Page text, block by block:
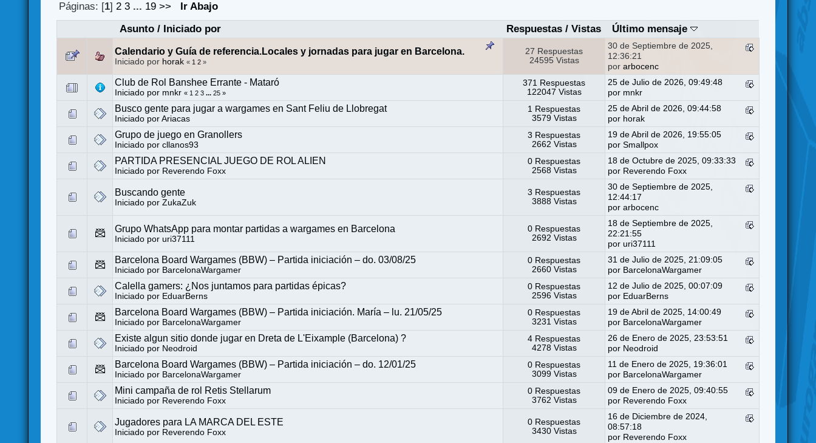
Páginas: [1] 2 3 ... 19 >>
Ir Abajo
Asunto/ Iniciado por Respuestas /Vistas Último mensaje
Calendario y Guía de referencia.Locales y jornadas para jugar en Barcelona.
Iniciado por horak « 1 2 »
27 Respuestas
24595 Vistas
30 de Septiembre de 2025,
12:36:21
porarbocenc
Club de Rol Banshee Errante - Mataró
Iniciado por mnkr « 1 2 3 ...25 »
371 Respuestas
122047 Vistas
25 de Julio de 2026, 09:49:48
por mnkr
Busco gente para jugar a wargames en Sant Feliu de Llobregat
Iniciado porAriacas
1 Respuestas
3579 Vistas
25 de Abril de 2026, 09:44:58
por horak
Grupo de juego en Granollers
Iniciado porcllanos93
3 Respuestas
2662 Vistas
19 de Abril de 2026, 19:55:05
porSmallpox
PARTIDA PRESENCIAL JUEGO DE ROL ALIEN
Iniciado por Reverendo Foxx
0 Respuestas
2568 Vistas
18 de Octubre de 2025, 09:33:33
por Reverendo Foxx
Buscando gente
Iniciado porZukaZuk
3 Respuestas
3888 Vistas
30 de Septiembre de 2025,
12:44:17
porarbocenc
Grupo WhatsApp para montar partidas a wargames en Barcelona
Iniciado por uri37111
0 Respuestas
2692 Vistas
18 de Septiembre de 2025,
22:21:55
por uri37111
Barcelona Board Wargames (BBW) – Partida iniciación – do. 03/08/25
Iniciado por BarcelonaWargamer
0 Respuestas
2660 Vistas
31 de Julio de 2025, 21:09:05
por BarcelonaWargamer
Calella gamers: ¿Nos juntamos para partidas épicas?
Iniciado por EduarBerns
0 Respuestas
2596 Vistas
12 de Julio de 2025, 00:07:09
por EduarBerns
Barcelona Board Wargames (BBW) – Partida iniciación. María – lu. 21/05/25
Iniciado por BarcelonaWargamer
0 Respuestas
3231 Vistas
19 de Abril de 2025, 14:00:49
por BarcelonaWargamer
Existe algun sitio donde jugar en Dreta de L'Eixample (Barcelona) ?
Iniciado por Neodroid
4 Respuestas
4278 Vistas
26 de Enero de 2025, 23:53:51
por Neodroid
Barcelona Board Wargames (BBW) – Partida iniciación – do. 12/01/25
Iniciado por BarcelonaWargamer
0 Respuestas
3099 Vistas
11 de Enero de 2025, 19:36:01
por BarcelonaWargamer
Mini campaña de rol Retis Stellarum
Iniciado por Reverendo Foxx
0 Respuestas
3762 Vistas
09 de Enero de 2025, 09:40:55
por Reverendo Foxx
Jugadores para LA MARCA DEL ESTE
Iniciado por Reverendo Foxx
0 Respuestas
3430 Vistas
16 de Diciembre de 2024,
08:57:18
por Reverendo Foxx